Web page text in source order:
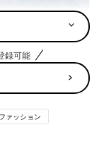
録可能
ファッション